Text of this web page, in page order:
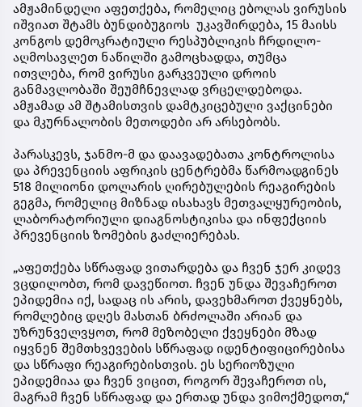
ამჟამინდელი აფეთქება, რომელიც ებოლას ვირუსის
იშვიათ შტამს ბუნდიბუგიოს უკავშირდება, 15 მაისს
კონგოს დემოკრატიული რესპუბლიკის ჩრდილო-
აღმოსავლეთ ნაწილში გამოცხადდა, თუმცა
ითვლება, რომ ვირუსი გარკვეული დროის
განმავლობაში შეუმჩნევლად ვრცელდებოდა.
ამჟამად ამ შტამისთვის დამტკიცებული ვაქცინები
და მკურნალობის მეთოდები არ არსებობს.
პარასკევს, ჯანმო-მ და დაავადებათა კონტროლისა
და პრევენციის აფრიკის ცენტრებმა წარმოადგინეს
518 მილიონი დოლარის ღირებულების რეაგირების
გეგმა, რომელიც მიზნად ისახავს მეთვალყურეობის,
ლაბორატორიული დიაგნოსტიკისა და ინფექციის
პრევენციის ზომების გაძლიერებას.
„აფეთქება სწრაფად ვითარდება და ჩვენ ჯერ კიდევ
ვცდილობთ, რომ დავეწიოთ. ჩვენ უნდა შევაჩეროთ
ეპიდემია იქ, სადაც ის არის, დავეხმაროთ ქვეყნებს,
რომლებიც დღეს მასთან ბრძოლაში არიან და
უზრუნველვყოთ, რომ მეზობელი ქვეყნები მზად
იყვნენ შემთხვევების სწრაფად იდენტიფიცირებისა
და სწრაფი რეაგირებისთვის. ეს სერიოზული
ეპიდემიაა და ჩვენ ვიცით, როგორ შევაჩეროთ ის,
მაგრამ ჩვენ სწრაფად და ერთად უნდა ვიმოქმედოთ,“